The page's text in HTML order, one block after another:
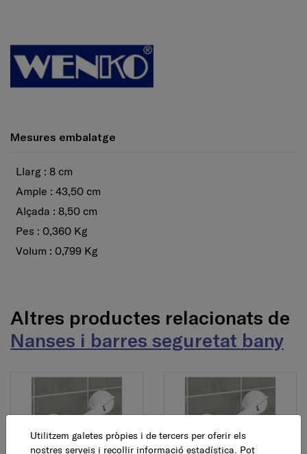
Mesures embalatge
Llarg : 8 cm
Ample : 43,50 cm
Alçada : 8,50 cm
Pes : 0,360 Kg
Volum : 0,799 Kg
Altres productes relacionats de
Nanses i barres seguretat bany
Utilitzem galetes pròpies i de tercers per oferir els
nostres serveis i recollir informació estadística. Pot